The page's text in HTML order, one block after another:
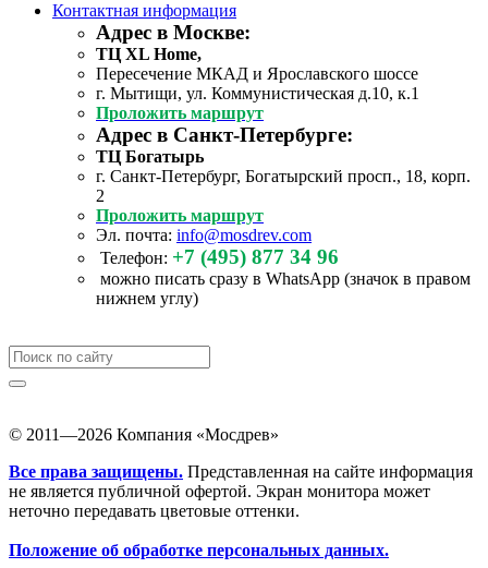
Контактная информация
Адрес в Москве:
ТЦ XL Home,
Пересечение МКАД и Ярославского шоссе
г. Мытищи, ул. Коммунистическая д.10, к.1
Проложить маршрут
Адрес в Санкт-Петербурге:
ТЦ Богатырь
г. Санкт-Петербург, Богатырский просп., 18, корп.
2
Проложить маршрут
Эл. почта: info@mosdrev.com
Телефон: +7 (495) 877 34 96
можно писать сразу в WhatsApp (значок в правом
нижнем углу)
© 2011—2026 Компания «Мосдрев»
Все права защищены. Представленная на сайте информация
не является публичной офертой. Экран монитора может
неточно передавать цветовые оттенки.
Положение об обработке персональных данных.